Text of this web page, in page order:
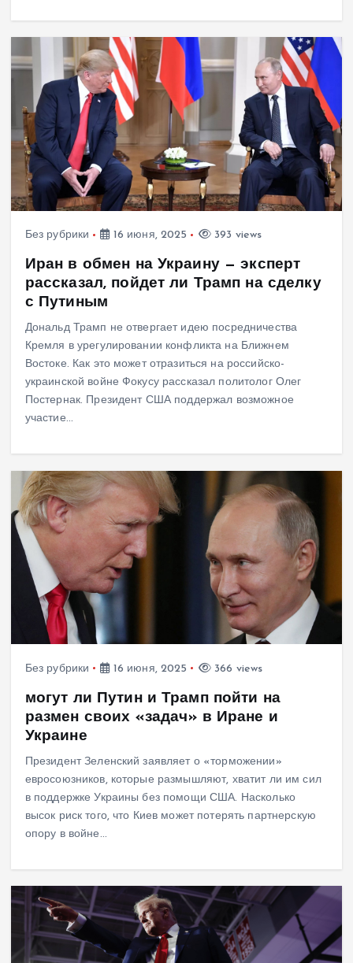
Без рубрики 16 июня, 2025 393 views
Иран в обмен на Украину — эксперт
рассказал, пойдет ли Трамп на сделку
с Путиным
Дональд Трамп не отвергает идею посредничества
Кремля в урегулировании конфликта на Ближнем
Востоке. Как это может отразиться на российско-
украинской войне Фокусу рассказал политолог Олег
Постернак. Президент США поддержал возможное
участие…
Без рубрики 16 июня, 2025 366 views
могут ли Путин и Трамп пойти на
размен своих «задач» в Иране и
Украине
Президент Зеленский заявляет о «торможении»
евросоюзников, которые размышляют, хватит ли им сил
в поддержке Украины без помощи США. Насколько
высок риск того, что Киев может потерять партнерскую
опору в войне…